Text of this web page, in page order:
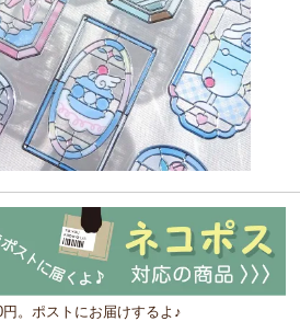
。ポストにお届けするよ♪